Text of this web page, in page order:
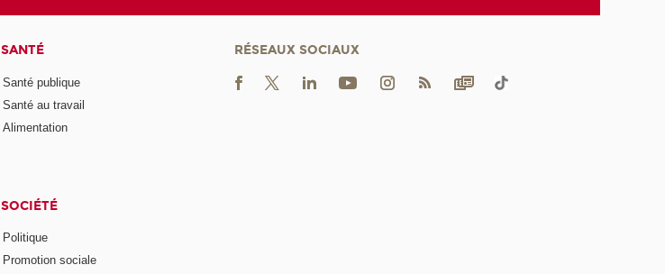
SANTÉ
Santé publique
Santé au travail
Alimentation
SOCIÉTÉ
Politique
Promotion sociale
RÉSEAUX SOCIAUX